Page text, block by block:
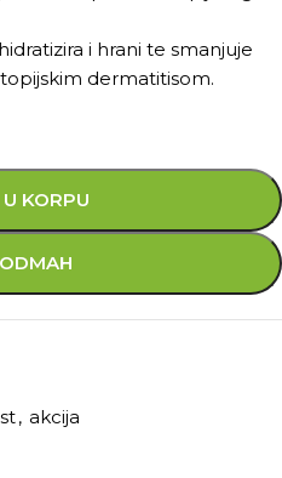
i hrani te smanjuje
dermatitisom.
KORPU
, akcija